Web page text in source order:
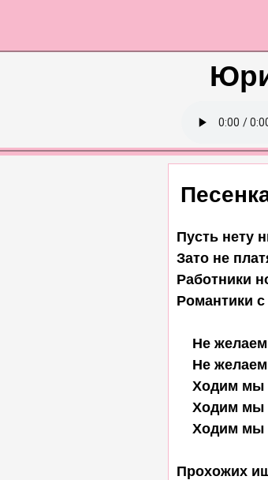
Пусть нету
Зато не
Работники
Романтики
Hе
Hе
Ходим мы
Ходим мы
Ходим
Прохожих